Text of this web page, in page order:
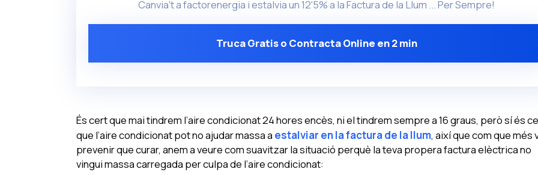
Canvia't a factorenergia i estalvia un 12'5% a la Factura de la Llum ... Per Sempre!
Truca Gratis o Contracta Online en 2 min
És cert que mai tindrem l’aire condicionat 24 hores encès, ni el tindrem sempre a 16 graus, però sí és
que l’aire condicionat pot no ajudar massa a estalviar en la factura de la llum, així que com que més
prevenir que curar, anem a veure com suavitzar la situació perquè la teva propera factura elèctrica no
vingui massa carregada per culpa de l’aire condicionat: